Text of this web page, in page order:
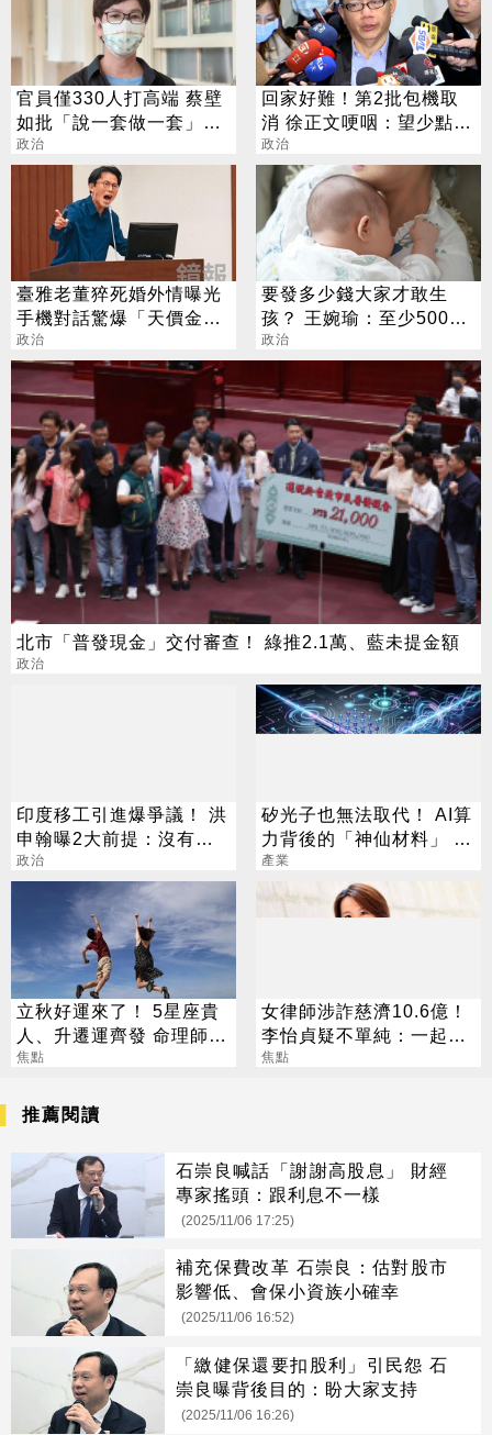
官員僅330人打高端 蔡壁
如批「說一套做一套」：
帶頭騙
政治
回家好難！第2批包機取
消 徐正文哽咽：望少點政
治
政治
臺雅老董猝死婚外情曝光
手機對話驚爆「天價金援
小三」
政治
要發多少錢大家才敢生
孩？ 王婉瑜：至少500萬
才有感
政治
北市「普發現金」交付審查！ 綠推2.1萬、藍未提金額
政治
印度移工引進爆爭議！ 洪
申翰曝2大前提：沒有時
間表
政治
矽光子也無法取代！ AI算
力背後的「神仙材料」 這
幾家默默爆賺
產業
立秋好運來了！ 5星座貴
人、升遷運齊發 命理師：
把握黃金轉運期
焦點
女律師涉詐慈濟10.6億！
李怡貞疑不單純：一起洗
錢？
焦點
推薦閱讀
石崇良喊話「謝謝高股息」 財經
專家搖頭：跟利息不一樣
(2025/11/06 17:25)
補充保費改革 石崇良：估對股市
影響低、會保小資族小確幸
(2025/11/06 16:52)
「繳健保還要扣股利」引民怨 石
崇良曝背後目的：盼大家支持
(2025/11/06 16:26)